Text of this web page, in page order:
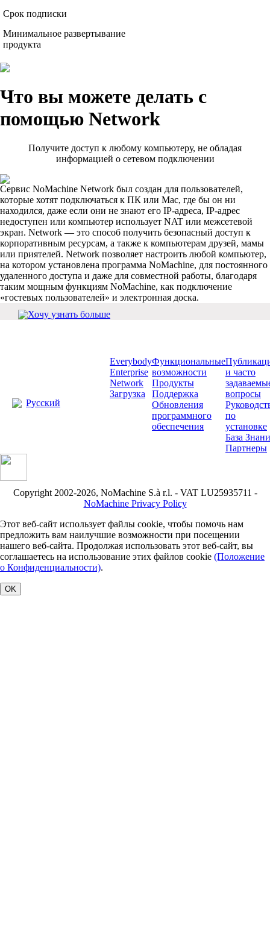
Срок подписки
Минимальное развертывание
продукта
Что вы можете делать с
помощью Network
Получите доступ к любому компьютеру, не обладая
информацией о сетевом подключении
Сервис NoMachine Network был создан для пользователей,
которые хотят подключаться к ПК или Mac, где бы он ни
находился, даже если они не знают его IP-адреса, IP-адрес
недоступен или компьютер использует NAT или межсетевой
экран. Network — это способ получить безопасный доступ к
корпоративным ресурсам, а также к компьютерам друзей, мамы
или приятелей. Network позволяет настроить любой компьютер,
на котором установлена программа NoMachine, для постоянного
удаленного доступа и даже для совместной работы, благодаря
таким мощным функциям NoMachine, как подключение
«гостевых пользователей» и электронная доска.
Хочу узнать больше
Pусский
Everybody
Enterprise
Network
Загрузка
Функциональные
возможности
Продукты
Поддержка
Обновления
программного
обеспечения
и часто
вопросы
по
установке
База
Партнеры
Copyright 2002-2026, NoMachine S.à r.l. - VAT LU25935711 -
NoMachine Privacy Policy
Этот веб-сайт использует файлы cookie, чтобы помочь нам
предложить вам наилучшие возможности при посещении
нашего веб-сайта. Продолжая использовать этот веб-сайт, вы
соглашаетесь на использование этих файлов cookie (Положение
о Конфиденциальности).